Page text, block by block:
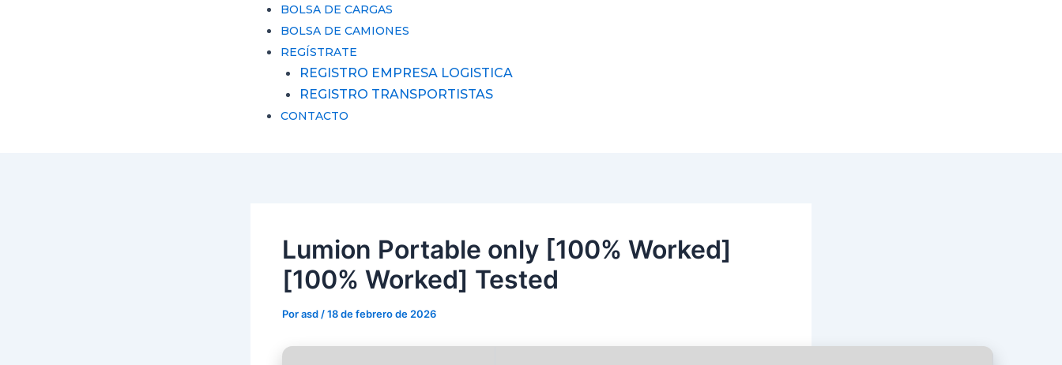
BOLSA DE CARGAS
BOLSA DE CAMIONES
REGÍSTRATE
REGISTRO EMPRESA LOGISTICA
REGISTRO TRANSPORTISTAS
CONTACTO
Lumion Portable only [100% Worked]
[100% Worked] Tested
Porasd /18 de febrero de 2026